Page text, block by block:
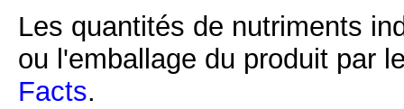
Les quantités de nutriments
ou l'emballage du produit par
Facts.